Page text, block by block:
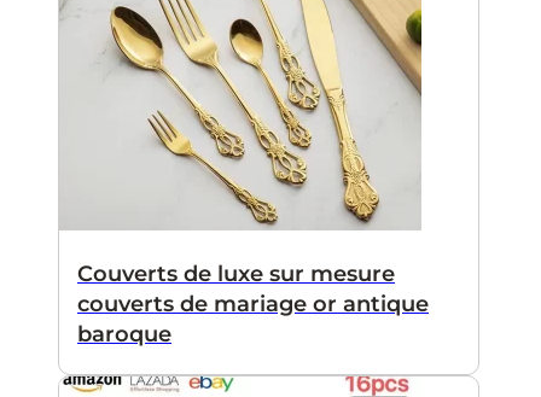
Couverts de luxe sur mesure
couverts de mariage or antique
baroque